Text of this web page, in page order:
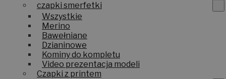
czapki smerfetki
Wszystkie
Merino
Bawełniane
Dzianinowe
Kominy do kompletu
Video prezentacja modeli
Czapki z printem